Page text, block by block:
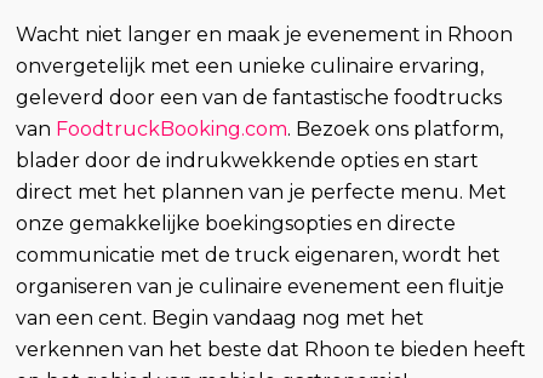
Wacht niet langer en maak je evenement in Rhoon
onvergetelijk met een unieke culinaire ervaring,
geleverd door een van de fantastische foodtrucks
van FoodtruckBooking.com. Bezoek ons platform,
blader door de indrukwekkende opties en start
direct met het plannen van je perfecte menu. Met
onze gemakkelijke boekingsopties en directe
communicatie met de truck eigenaren, wordt het
organiseren van je culinaire evenement een fluitje
van een cent. Begin vandaag nog met het
verkennen van het beste dat Rhoon te bieden heeft